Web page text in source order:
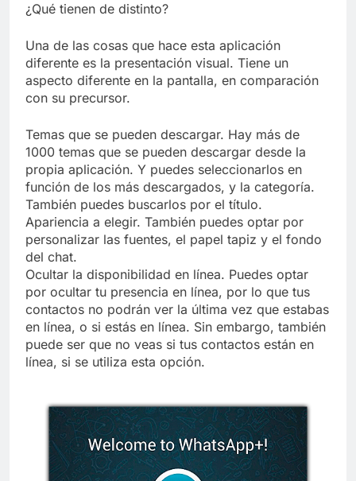
¿Qué tienen de distinto?
Una de las cosas que hace esta aplicación
diferente es la presentación visual. Tiene un
aspecto diferente en la pantalla, en comparación
con su precursor.
Temas que se pueden descargar. Hay más de
1000 temas que se pueden descargar desde la
propia aplicación. Y puedes seleccionarlos en
función de los más descargados, y la categoría.
También puedes buscarlos por el título.
Apariencia a elegir. También puedes optar por
personalizar las fuentes, el papel tapiz y el fondo
del chat.
Ocultar la disponibilidad en línea. Puedes optar
por ocultar tu presencia en línea, por lo que tus
contactos no podrán ver la última vez que estabas
en línea, o si estás en línea. Sin embargo, también
puede ser que no veas si tus contactos están en
línea, si se utiliza esta opción.